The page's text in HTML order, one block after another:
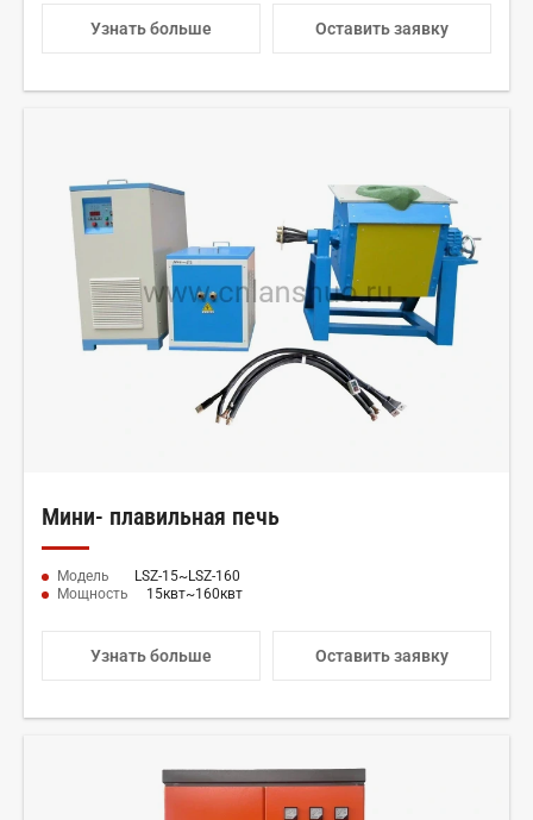
Узнать больше Оставить заявку
Мини- плавильная печь
Модель
LSZ-15~LSZ-160
Мощность
15квт~160квт
Узнать больше Оставить заявку